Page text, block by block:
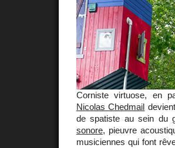
Corniste virtuose, en
Nicolas Chedmail
de spatiste au sein
sonore, pieuvre
musiciennes qui font